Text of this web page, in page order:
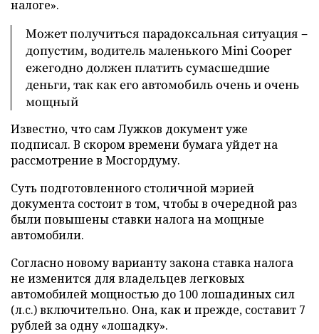
налоге».
Может получиться парадоксальная ситуация –
допустим, водитель маленького Mini Cooper
ежегодно должен платить сумасшедшие
деньги, так как его автомобиль очень и очень
мощный
Известно, что сам Лужков документ уже
подписал. В скором времени бумага уйдет на
рассмотрение в Мосгордуму.
Суть подготовленного столичной мэрией
документа состоит в том, чтобы в очередной раз
были повышены ставки налога на мощные
автомобили.
Согласно новому варианту закона ставка налога
не изменится для владельцев легковых
автомобилей мощностью до 100 лошадиных сил
(л.с.) включительно. Она, как и прежде, составит 7
рублей за одну «лошадку».